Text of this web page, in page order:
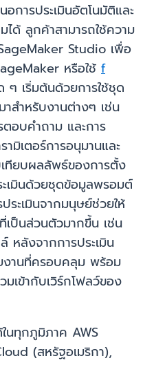
การประเมินอัตโนมัติและ
ด้ ลูกค้าสามารถใช้ความ
Studio เพื่อ
หรือใช้ f
ๆ เริ่มต้นด้วยการใช้ชุด
สำหรับงานต่างๆ เช่น
อบคำถาม และการ
มิเตอร์การอนุมานและ
ทียบผลลัพธ์ของการตั้ง
ะเมินด้วยชุดข้อมูลพรอมต์
ระเมินจากมนุษย์ช่วยให้
เป็นส่วนตัวมากขึ้น เช่น
หลังจากการประเมิน
งานที่ครอบคลุม พร้อม
เข้ากับเวิร์กโฟลว์ของ
ในทุกภูมิภาค AWS
(สหรัฐอเมริกา),